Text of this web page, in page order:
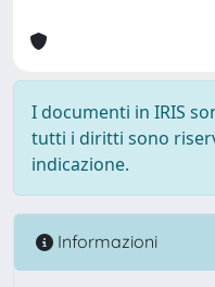
I documenti in IRIS
tutti i diritti sono
indicazione.
Informazioni